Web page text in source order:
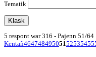
Tematik
5 respont war 316 - Pajenn 51/64
Kentañ46474849505152535455